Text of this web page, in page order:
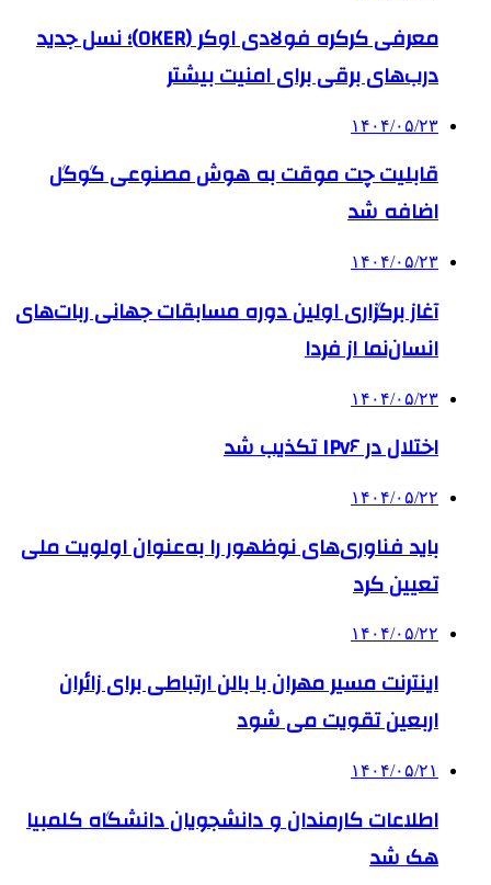
معرفی کرکره فولادی اوکر (OKER)؛ نسل جدید
درب‌های برقی برای امنیت بیشتر
۱۴۰۴/۰۵/۲۳
قابلیت چت موقت به هوش مصنوعی گوگل
اضافه شد
۱۴۰۴/۰۵/۲۳
آغاز برگزاری اولین دوره مسابقات جهانی ربات‌های
انسان‌نما از فردا
۱۴۰۴/۰۵/۲۳
اختلال در IPv۶ تکذیب شد
۱۴۰۴/۰۵/۲۲
باید فناوری‌های نوظهور را به‌عنوان اولویت ملی
تعیین کرد
۱۴۰۴/۰۵/۲۲
اینترنت مسیر مهران با بالن ارتباطی برای زائران
اربعین تقویت می شود
۱۴۰۴/۰۵/۲۱
اطلاعات کارمندان و دانشجویان دانشگاه کلمبیا
هک شد